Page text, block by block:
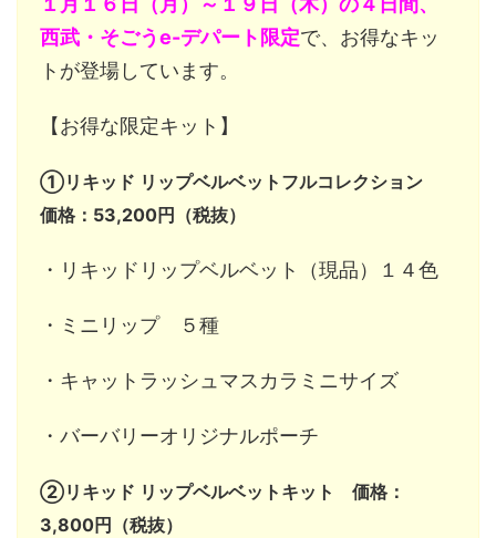
西武・そごうe-デパート限定で、お得なキッ
トが登場しています。
【お得な限定キット】
①リキッド リップベルベットフルコレクション
価格：53,200円（税抜）
・リキッドリップベルベット（現品）１４色
・ミニリップ ５種
・キャットラッシュマスカラミニサイズ
・バーバリーオリジナルポーチ
②リキッド リップベルベットキット 価格：
3,800円（税抜）